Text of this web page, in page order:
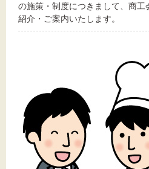
の施策・制度につきまして、商
紹介・ご案内いたします。